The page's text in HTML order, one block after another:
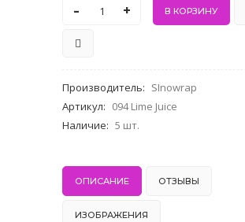
- +
Производитель: SInowrap
Артикул: 094 Lime Juice
Наличие: 5 шт.
ОПИСАНИЕ ОТЗЫВЫ
ИЗОБРАЖЕНИЯ